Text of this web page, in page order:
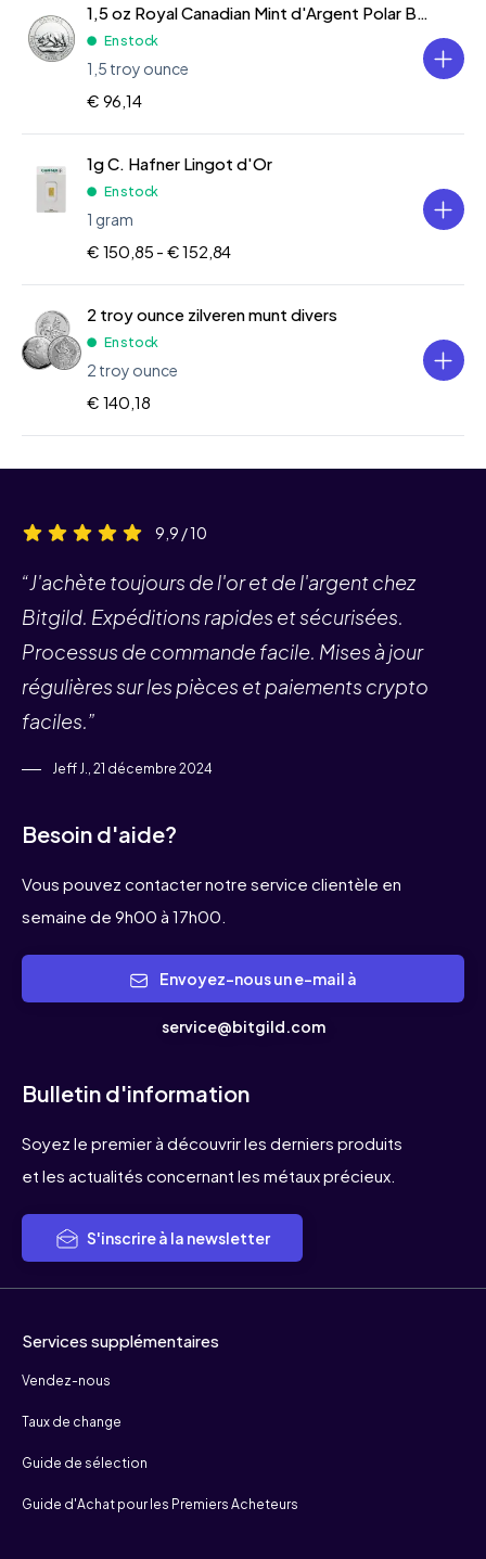
1,5 oz Royal Canadian Mint d'Argent Polar Bear 2013
En stock
1,5 troy ounce
€ 96,14
1g C. Hafner Lingot d'Or
En stock
1 gram
€ 150,85 - € 152,84
2 troy ounce zilveren munt divers
En stock
2 troy ounce
€ 140,18
9,9 / 10
“J'achète toujours de l'or et de l'argent chez
Bitgild. Expéditions rapides et sécurisées.
Processus de commande facile. Mises à jour
régulières sur les pièces et paiements crypto
faciles.”
Jeff J., 21 décembre 2024
Besoin d'aide?
Vous pouvez contacter notre service clientèle en
semaine de 9h00 à 17h00.
service@bitgild.com
Bulletin d'information
Soyez le premier à découvrir les derniers produits
et les actualités concernant les métaux précieux.
S'inscrire à la newsletter
Services supplémentaires
Vendez-nous
Taux de change
Guide de sélection
Guide d'Achat pour les Premiers Acheteurs